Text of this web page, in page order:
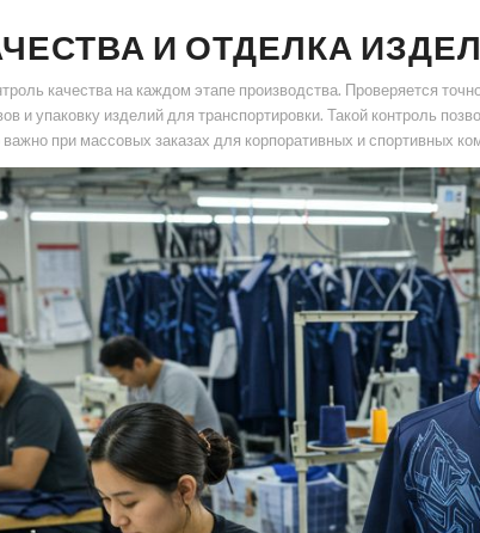
И ОТДЕЛКА
качества на каждом этапе производства. Проверяется
и упаковку изделий для транспортировки. Такой контроль
при массовых заказах для корпоративных и спортивных